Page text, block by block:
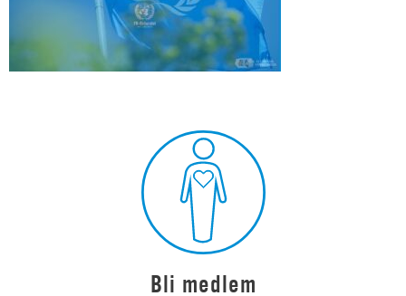
Bli medlem